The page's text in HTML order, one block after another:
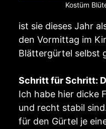
Kostüm
ist sie dieses Jahr
den Vormittag im
Blättergürtel selbst
Schritt für Schritt:
Ich habe hier dicke
und recht stabil
für den Gürtel je